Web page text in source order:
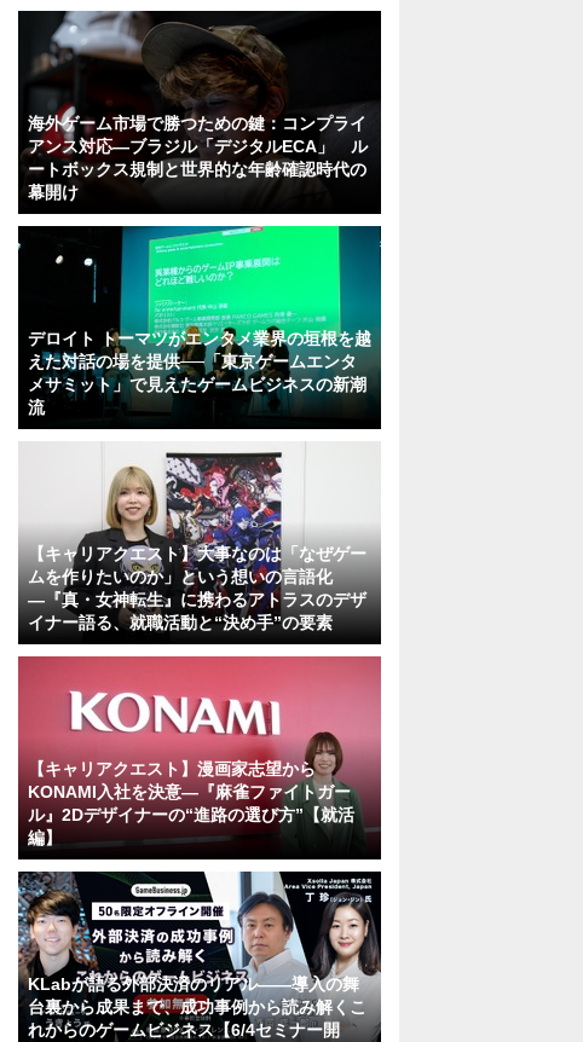
海外ゲーム市場で勝つための鍵：コンプライ
アンス対応—ブラジル「デジタルECA」 ル
ートボックス規制と世界的な年齢確認時代の
幕開け
デロイト トーマツがエンタメ業界の垣根を越
えた対話の場を提供──「東京ゲームエンタ
メサミット」で見えたゲームビジネスの新潮
流
【キャリアクエスト】大事なのは「なぜゲー
ムを作りたいのか」という想いの言語化
―『真・女神転生』に携わるアトラスのデザ
イナー語る、就職活動と“決め手”の要素
【キャリアクエスト】漫画家志望から
KONAMI入社を決意―『麻雀ファイトガー
ル』2Dデザイナーの“進路の選び方”【就活
編】
KLabが語る外部決済のリアル――導入の舞
台裏から成果まで、成功事例から読み解くこ
れからのゲームビジネス【6/4セミナー開